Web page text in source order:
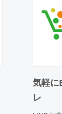
気軽に
レ